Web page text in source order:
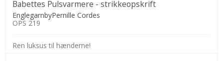
Babettes Pulsvarmere - strikkeopskrift
EnglegarnbyPernille Cordes
OPS 219
Ren luksus til hænderne!